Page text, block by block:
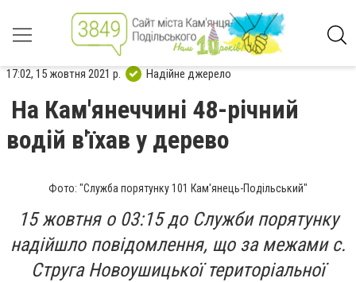
17:02, 15 жовтня 2021 р. Надійне джерело
На Кам'янеччині 48-річний
водій в'їхав у дерево
Фото: "Служба порятунку 101 Кам'янець-Подільський"
15 жовтня о 03:15 до Служби порятунку
надійшло повідомлення, що за межами с.
Струга Новоушицької територіальної